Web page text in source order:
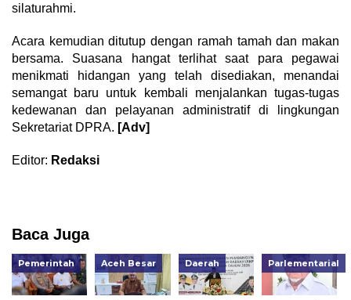
silaturahmi.
Acara kemudian ditutup dengan ramah tamah dan makan
bersama. Suasana hangat terlihat saat para pegawai
menikmati hidangan yang telah disediakan, menandai
semangat baru untuk kembali menjalankan tugas-tugas
kedewanan dan pelayanan administratif di lingkungan
Sekretariat DPRA. [Adv]
Editor: Redaksi
Baca Juga
Pemerintah Aceh Besar Daerah Parlementarial